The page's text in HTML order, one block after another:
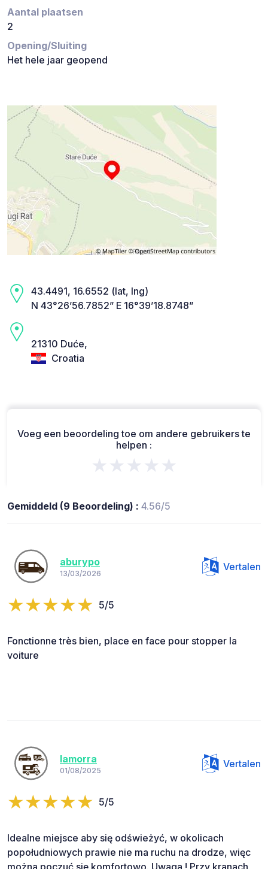
Aantal plaatsen
2
Opening/Sluiting
Het hele jaar geopend
43.4491, 16.6552 (lat, lng)
N 43°26’56.7852” E 16°39’18.8748”
21310 Duće,
Croatia
Voeg een beoordeling toe om andere gebruikers te
helpen :
★★★★★
Gemiddeld (9 Beoordeling) : 4.56/5
aburypo
13/03/2026
Vertalen
5/5
Fonctionne très bien, place en face pour stopper la
voiture
lamorra
01/08/2025
Vertalen
5/5
Idealne miejsce aby się odświeżyć, w okolicach
popołudniowych prawie nie ma ruchu na drodze, więc
można poczuć się komfortowo. Uwaga ! Przy kranach